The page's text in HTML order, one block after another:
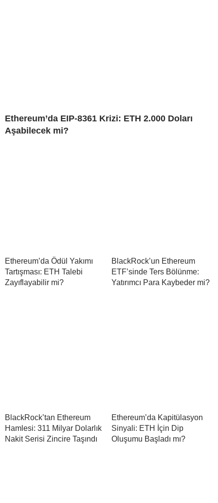
Ethereum’da EIP-8361 Krizi: ETH 2.000 Doları
Aşabilecek mi?
Ethereum’da Ödül Yakımı
Tartışması: ETH Talebi
Zayıflayabilir mi?
BlackRock’un Ethereum
ETF’sinde Ters Bölünme:
Yatırımcı Para Kaybeder mi?
BlackRock’tan Ethereum
Hamlesi: 311 Milyar Dolarlık
Nakit Serisi Zincire Taşındı
Ethereum’da Kapitülasyon
Sinyali: ETH İçin Dip
Oluşumu Başladı mı?